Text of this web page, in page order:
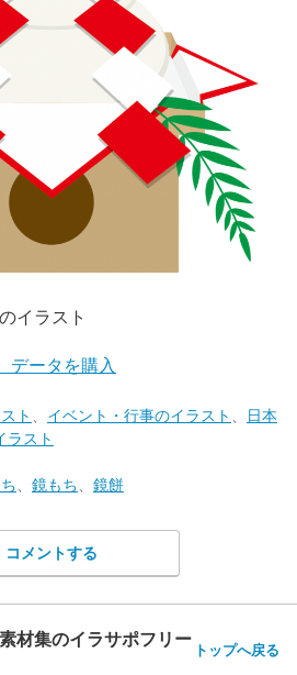
イラスト
データを購入
ト イベント・行事のイラスト
日本
ラスト
鏡もち 鏡餅
コメントする
材集のイラサポフリー トップへ戻る